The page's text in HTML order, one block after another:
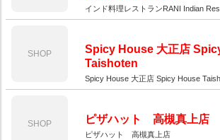
インド料理レストランRANI Indian
SHOP
Spicy House 大正店
Taishoten
Spicy House 大正店 Spicy House
SHOP ピザハット 高槻真上店
ピザハット 高槻真上店